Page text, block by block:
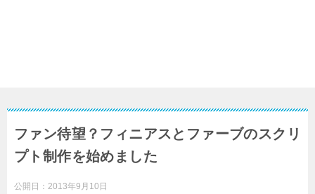
ファン待望？フィニアスとファーブのスクリ
プト制作を始めました
公開日： 2013年9月10日